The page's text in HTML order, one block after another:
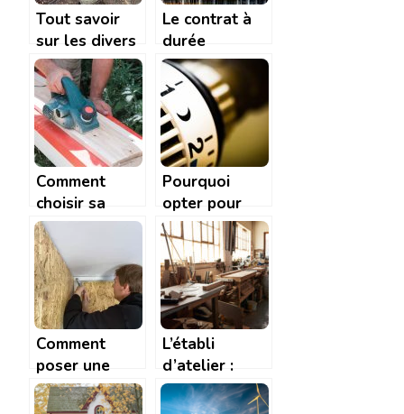
Tout savoir
sur les divers
elements du
toit
Le contrat à
durée
indéterminée
de chantier
(CDIC)
Comment
choisir sa
raboteuse ?
Pourquoi
opter pour
une pompe à
chaleur air-air
?
Comment
poser une
bande à joint
de placo ?
L’établi
d’atelier :
comment
identifier le